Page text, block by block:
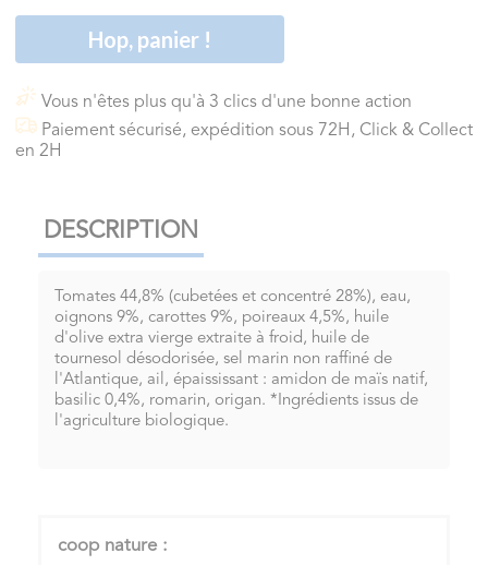
Hop, panier !
Vous n'êtes plus qu'à 3 clics d'une bonne action
Paiement sécurisé, expédition sous 72H, Click & Collect
en 2H
DESCRIPTION
Tomates 44,8% (cubetées et concentré 28%), eau,
oignons 9%, carottes 9%, poireaux 4,5%, huile
d'olive extra vierge extraite à froid, huile de
tournesol désodorisée, sel marin non raffiné de
l'Atlantique, ail, épaississant : amidon de maïs natif,
basilic 0,4%, romarin, origan. *Ingrédients issus de
l'agriculture biologique.
coop nature :